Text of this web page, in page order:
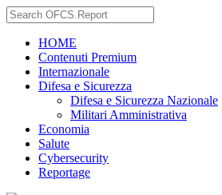
HOME
Contenuti Premium
Internazionale
Difesa e Sicurezza
Difesa e Sicurezza Nazionale
Militari Amministrativa
Economia
Salute
Cybersecurity
Reportage